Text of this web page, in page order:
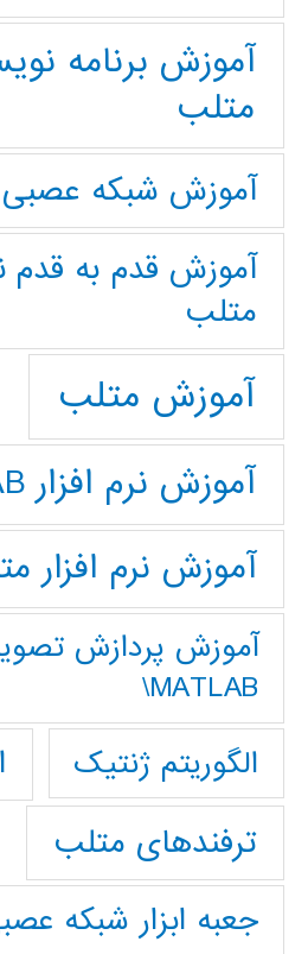
آموزش برنامه
متلب
آموزش شبکه عصبی
آموزش قدم به قدم
متلب
آموزش متلب
آموزش نرم افزار MATLAB
آموزش نرم افزار
آموزش پردازش
MATLAB\
الگوریتم ژنتیک
ترفندهای متلب
جعبه ابزار شبکه